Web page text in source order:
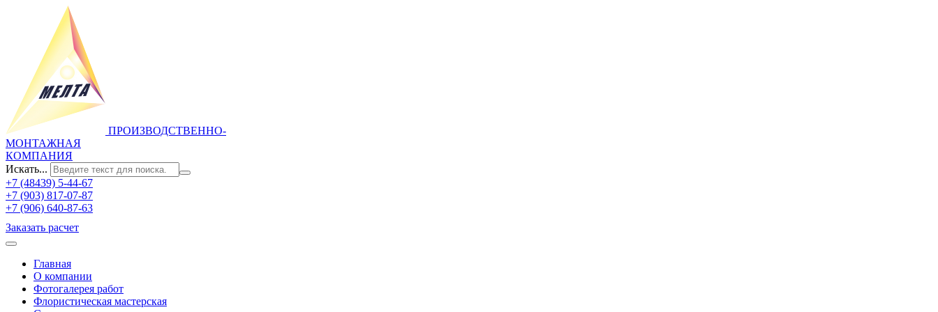
ПРОИЗВОДСТВЕННО-
МОНТАЖНАЯ
КОМПАНИЯ
Искать...
+7 (48439) 5-44-67
+7 (903) 817-07-87
+7 (906) 640-87-63
Заказать расчет
Главная
О компании
Фотогалерея работ
Флористическая мастерская